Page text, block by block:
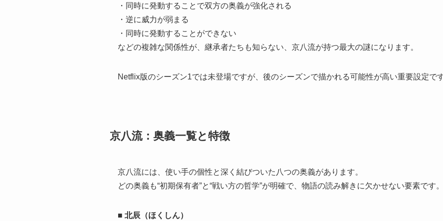
・同時に発動することで双方の奥義が強化される
・逆に威力が弱まる
・同時に発動することができない
などの複雑な関係性が、継承者たちも知らない、京八流が持つ最大の謎になります。
Netflix版のシーズン1では未登場ですが、後のシーズンで描かれる可能性が高い重要設定で
京八流：奥義一覧と特徴
京八流には、使い手の個性と深く結びついた八つの奥義があります。
どの奥義も“初期保有者”と“戦い方の哲学”が明確で、物語の読み解きに欠かせない要素です
■ 北辰（ほくしん）